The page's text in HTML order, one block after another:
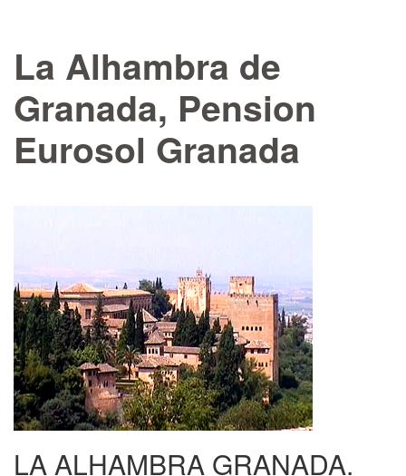
La Alhambra de
Granada, Pension
Eurosol Granada
LA ALHAMBRA GRANADA.